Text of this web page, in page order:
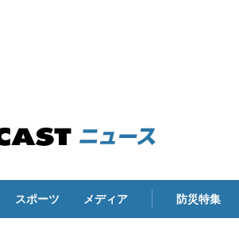
スポーツ メディア 防災特集